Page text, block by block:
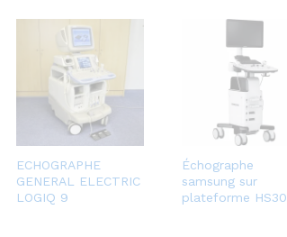
ECHOGRAPHE
GENERAL ELECTRIC
LOGIQ 9
Échographe
samsung sur
plateforme HS30